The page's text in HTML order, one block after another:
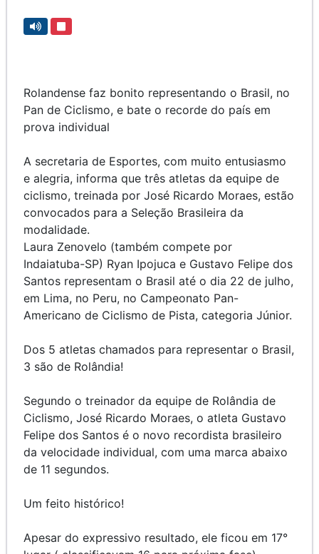
Rolandense faz bonito representando o Brasil, no
Pan de Ciclismo, e bate o recorde do país em
prova individual
A secretaria de Esportes, com muito entusiasmo
e alegria, informa que três atletas da equipe de
ciclismo, treinada por José Ricardo Moraes, estão
convocados para a Seleção Brasileira da
modalidade.
Laura Zenovelo (também compete por
Indaiatuba-SP) Ryan Ipojuca e Gustavo Felipe dos
Santos representam o Brasil até o dia 22 de julho,
em Lima, no Peru, no Campeonato Pan-
Americano de Ciclismo de Pista, categoria Júnior.
Dos 5 atletas chamados para representar o Brasil,
3 são de Rolândia!
Segundo o treinador da equipe de Rolândia de
Ciclismo, José Ricardo Moraes, o atleta Gustavo
Felipe dos Santos é o novo recordista brasileiro
da velocidade individual, com uma marca abaixo
de 11 segundos.
Um feito histórico!
Apesar do expressivo resultado, ele ficou em 17°